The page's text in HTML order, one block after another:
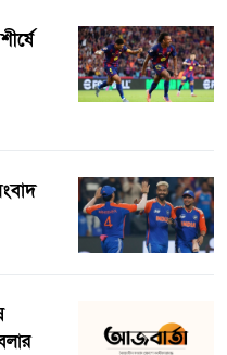
সাকিবের খেলা নিয়ে রয়েছে